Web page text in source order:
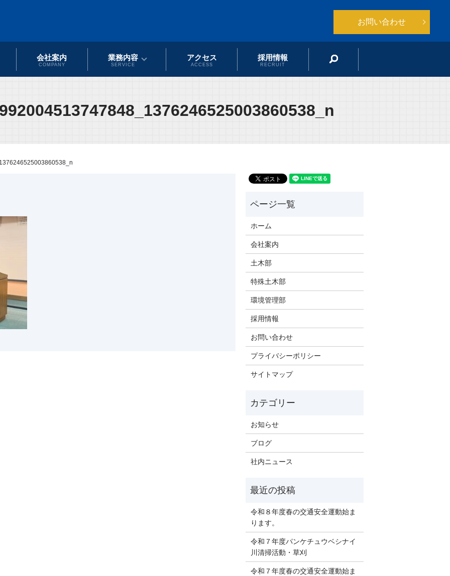
お問い合わせ
会社案内
COMPANY
業務内容
SERVICE
アクセス
ACCESS
採用情報
RECRUIT
search
ホーム
会社案内
土木部
特殊土木部
環境管理部
採用情報
お問い合わせ
プライバシーポリシー
サイトマップ
お知らせ
ブログ
社内ニュース
令和８年度春の交通安全運動始ま
ります。
令和７年度パンケチュウベシナイ
川清掃活動・草刈
令和７年度春の交通安全運動始ま